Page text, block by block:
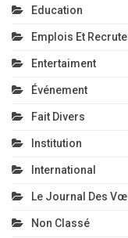
Education
Emplois Et
Entertaiment
Événement
Fait Divers
Institution
International
Le Journal Des
Non Classé